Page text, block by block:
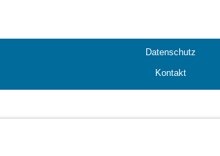
Datenschutz
Kontakt